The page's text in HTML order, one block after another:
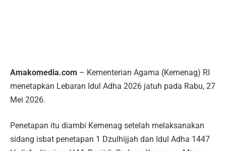
Amakomedia.com – Kementerian Agama (Kemenag) RI
menetapkan Lebaran Idul Adha 2026 jatuh pada Rabu, 27
Mei 2026.
Penetapan itu diambi Kemenag setelah melaksanakan
sidang isbat penetapan 1 Dzulhijjah dan Idul Adha 1447